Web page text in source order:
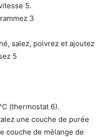
5.
3
salez, poivrez et ajoutez
5
(thermostat 6).
une couche de purée
couche de mélange de